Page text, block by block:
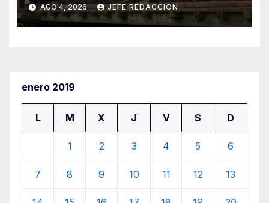
de Miseria
AGO 4, 2026 JEFE REDACCION
enero 2019
L M X J V S D
1 2 3 4 5 6
7 8 9 10 11 12 13